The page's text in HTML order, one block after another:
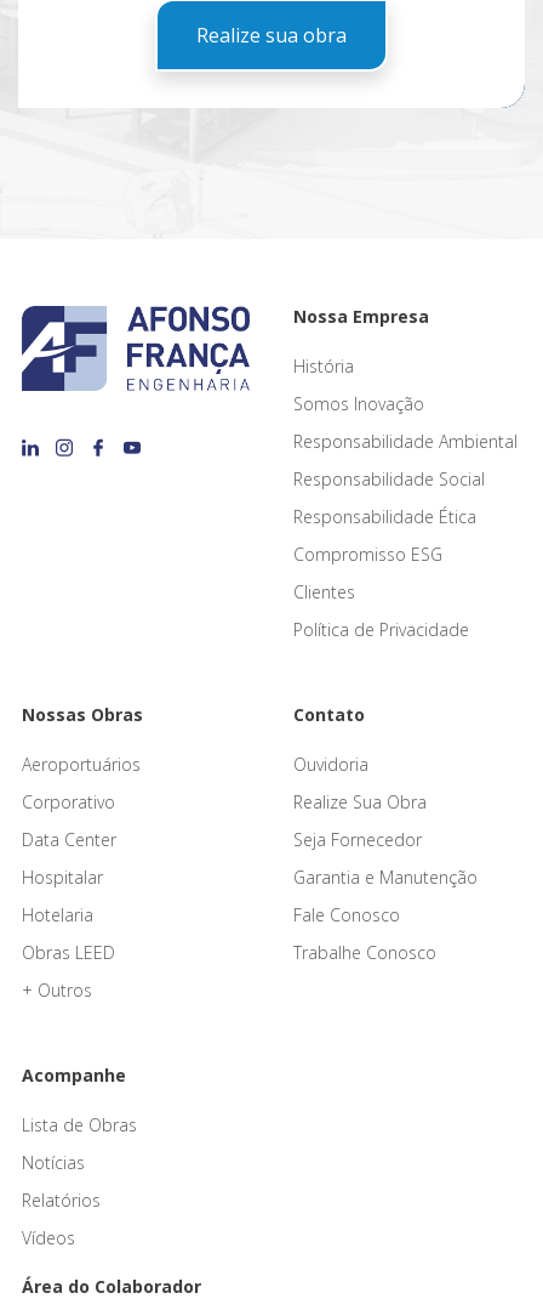
Realize sua obra
Nossa Empresa
História
Somos Inovação
Responsabilidade Ambiental
Responsabilidade Social
Responsabilidade Ética
Compromisso ESG
Clientes
Política de Privacidade
Nossas Obras
Aeroportuários
Corporativo
Data Center
Hospitalar
Hotelaria
Obras LEED
+ Outros
Contato
Ouvidoria
Realize Sua Obra
Seja Fornecedor
Garantia e Manutenção
Fale Conosco
Trabalhe Conosco
Acompanhe
Lista de Obras
Notícias
Relatórios
Vídeos
Área do Colaborador